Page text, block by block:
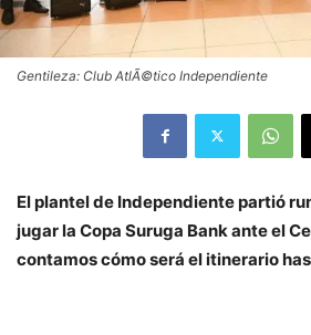
Gentileza: Club AtlÃ©tico Independiente
El plantel de Independiente partió
jugar la Copa Suruga Bank ante el
contamos cómo será el itinerario